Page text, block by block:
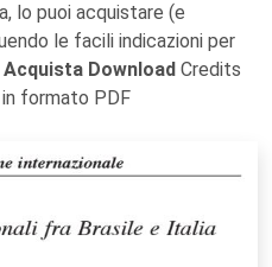
lo puoi acquistare (e
le facili indicazioni per
Acquista Download Credits
formato PDF